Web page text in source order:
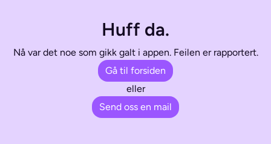
Huff da.
Nå var det noe som gikk galt i appen. Feilen er rapportert.
Gå til forsiden
eller
Send oss en mail